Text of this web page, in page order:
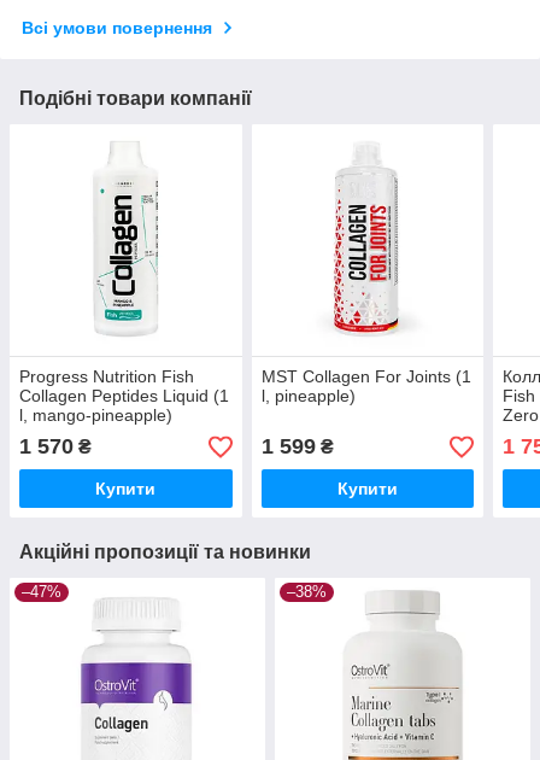
Всі умови повернення
Подібні товари компанії
Progress Nutrition Fish
Collagen Peptides Liquid (1
l, mango-pineapple)
1 570 ₴
Купити
MST Collagen For Joints (1
l, pineapple)
1 599₴
Купити
Fish
1
Акційні пропозиції та новинки
–47% –38%